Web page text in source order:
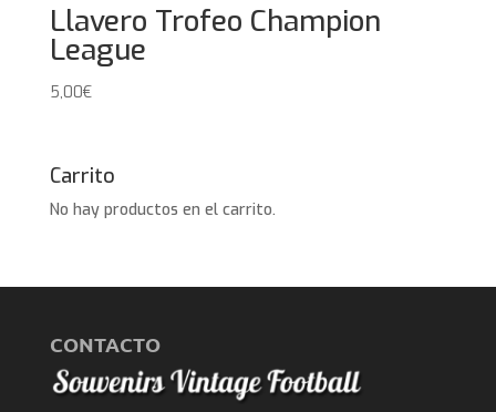
Llavero Trofeo Champion
League
5,00€
Carrito
No hay productos en el carrito.
CONTACTO